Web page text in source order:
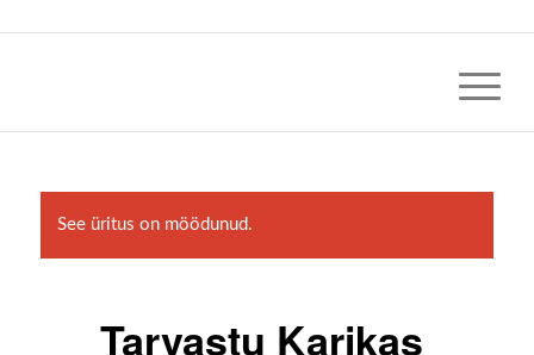
See üritus on möödunud.
Tarvastu Karikas